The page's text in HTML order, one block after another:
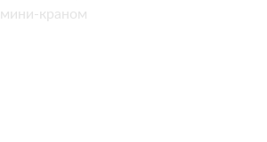
мини-краном